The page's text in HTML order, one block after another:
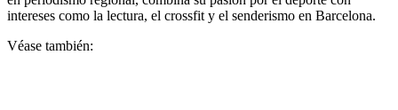
intereses como la lectura, el crossfit y el senderismo en Barcelona.
Véase también: